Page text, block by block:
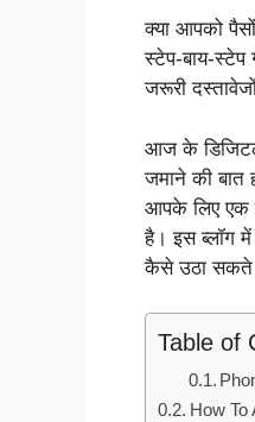
क्या आपको
स्टेप-बाय-
जरूरी
आज के
जमाने की
आपके लिए एक
है। इस ब्लॉग
कैसे उठा सकते
Table of
How To